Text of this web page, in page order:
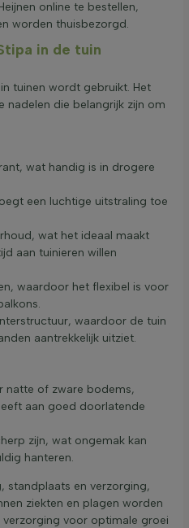
online te bestellen,
worden thuisbezorgd.
in de tuin
tuinen wordt gebruikt. Het
nadelen die belangrijk zijn om
wat handig is in drogere
een luchtige uitstraling toe
wat het ideaal maakt
aan tuinieren willen
waardoor het flexibel is voor
waardoor de tuin
aantrekkelijk uitziet.
natte of zware bodems,
aan goed doorlatende
zijn, wat ongemak kan
hanteren.
standplaats en verzorging,
ziekten en plagen worden
voor optimale groei